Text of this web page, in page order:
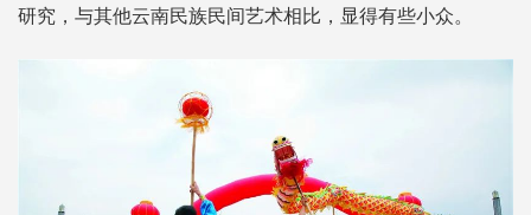
研究，与其他云南民族民间艺术相比，显得有些小众。